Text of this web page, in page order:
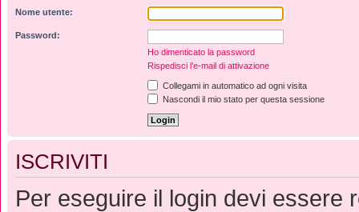
Nome utente:
Password:
Ho dimenticato la password
Rispedisci l’e-mail di attivazione
Collegami in automatico ad ogni visita
Nascondi il mio stato per questa sessione
ISCRIVITI
Per eseguire il login devi essere